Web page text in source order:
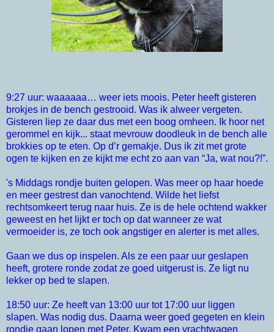
9:27 uur: waaaaaa… weer iets moois. Peter heeft gisteren
brokjes in de bench gestrooid. Was ik alweer vergeten.
Gisteren liep ze daar dus met een boog omheen. Ik hoor net
gerommel en kijk... staat mevrouw doodleuk in de bench alle
brokkies op te eten. Op d’r gemakje. Dus ik zit met grote
ogen te kijken en ze kijkt me echt zo aan van “Ja, wat nou?!”.
's Middags rondje buiten gelopen. Was meer op haar hoede
en meer gestrest dan vanochtend. Wilde het liefst
rechtsomkeert terug naar huis. Ze is de hele ochtend wakker
geweest en het lijkt er toch op dat wanneer ze wat
vermoeider is, ze toch ook angstiger en alerter is met alles.
Gaan we dus op inspelen. Als ze een paar uur geslapen
heeft, grotere ronde zodat ze goed uitgerust is. Ze ligt nu
lekker op bed te slapen.
18:50 uur: Ze heeft van 13:00 uur tot 17:00 uur liggen
slapen. Was nodig dus. Daarna weer goed gegeten en klein
rondje gaan lopen met Peter. Kwam een vrachtwagen